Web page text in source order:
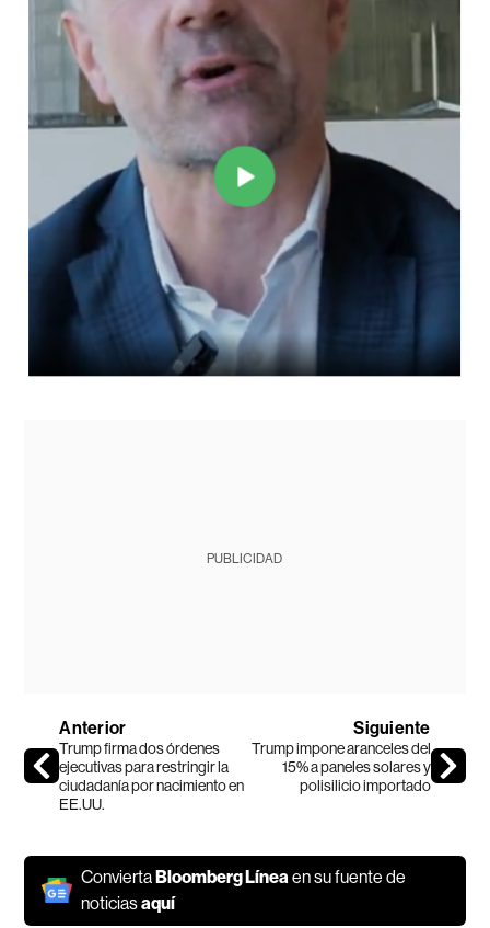
PUBLICIDAD
Anterior
Trump firma dos órdenes
ejecutivas para restringir la
ciudadanía por nacimiento en
EE.UU.
Siguiente
Trump impone aranceles del
15% a paneles solares y
polisilicio importado
ConviertaBloomberg Línea en su fuente de
noticiasaquí